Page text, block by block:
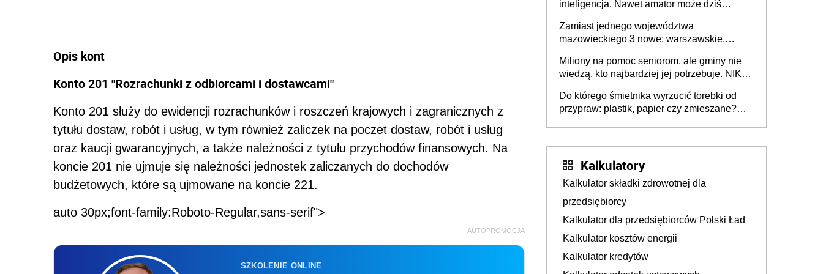
Opis kont
Konto 201 "Rozrachunki z odbiorcami i dostawcami"
Konto 201 służy do ewidencji rozrachunków i roszczeń krajowych i zagranicznych z
tytułu dostaw, robót i usług, w tym również zaliczek na poczet dostaw, robót i usług
oraz kaucji gwarancyjnych, a także należności z tytułu przychodów finansowych. Na
koncie 201 nie ujmuje się należności jednostek zaliczanych do dochodów
budżetowych, które są ujmowane na koncie 221.
auto 30px;font-family:Roboto-Regular,sans-serif">
AUTOPROMOCJA
SZKOLENIE ONLINE
inteligencja. Nawet amator może dziś
Zamiast jednego województwa
mazowieckiego 3 nowe: warszawskie,
Europie nie ma tak dużych jednostek
stołecznych
Miliony na pomoc seniorom, ale gminy nie
wiedzą, kto najbardziej jej potrzebuje. NIK
Do którego śmietnika wyrzucić torebki od
przypraw: plastik, papier czy zmieszane?
Kalkulatory
Kalkulator składki zdrowotnej dla
przedsiębiorcy
Kalkulator dla przedsiębiorców Polski Ład
Kalkulator kosztów energii
Kalkulator kredytów